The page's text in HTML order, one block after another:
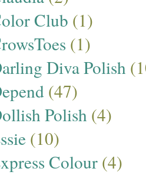
Club (1)
(1)
Diva Polish
(47)
Polish (4)
(10)
Colour (4)